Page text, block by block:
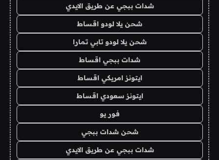
شدات ببجي عن طريق الايدي
شحن يلا لودو اقساط
شحن يلا لودو تابي تمارا
شدات ببجي اقساط
ايتونز امريكي اقساط
ايتونز سعودي اقساط
فور يو
شحن شدات ببجي
شدات ببجي عن طريق الايدي